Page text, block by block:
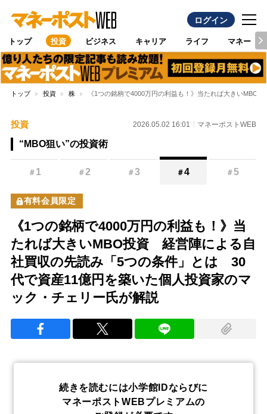
ログイン
トップ 投資 ビジネス キャリア ライフ マネー
トップ 投資 株 《1つの銘柄で4000万円の利益も！》当たれば大きい
投資 2026.05.02 16:01 マネーポストWEB
“MBO狙い”の投資術
＃ 1 ＃2 ＃3 ＃4 ＃5
有料会員限定
《1つの銘柄で4000万円の利益も！》当
たれば大きいMBO投資 経営陣による自
社買収の先読み「5つの条件」とは 30
代で資産11億円を築いた個人投資家のマ
ック・チェリー氏が解説
続きを読むには小学館IDならびに
マネーポストWEBプレミアムの